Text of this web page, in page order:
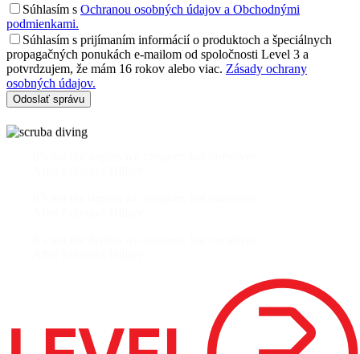
Súhlasím s Ochranou osobných údajov a Obchodnými
podmienkami.
Súhlasím s prijímaním informácií o produktoch a špeciálnych
propagačných ponukách e-mailom od spoločnosti Level 3 a
potvrdzujem, že mám 16 rokov alebo viac. Zásady ochrany
osobných údajov.